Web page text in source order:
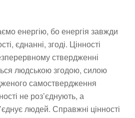
енергію, бо енергія завжди
єднанні, згоді. Цінності
ствердженні
людською згодою, силою
самоствердження
не роз’єднують, а
людей. Справжні цінності